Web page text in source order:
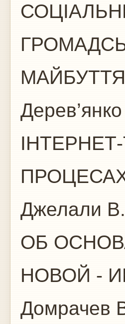
МАЙБУТТЯ
Джелали
ОБ
НОВОЙ -
Домрачев